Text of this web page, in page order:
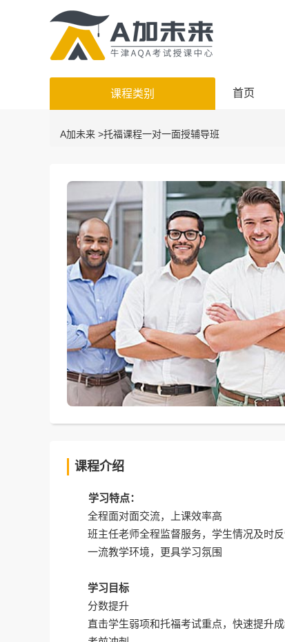
课程类别 首页
A加未来 >托福课程一对一面授辅导班
课程介绍
学习特点：
全程面对面交流，上课效率高
班主任老师全程监督服务，学生情况及时反
一流教学环境，更具学习氛围
学习目标
分数提升
直击学生弱项和托福考试重点，快速提升